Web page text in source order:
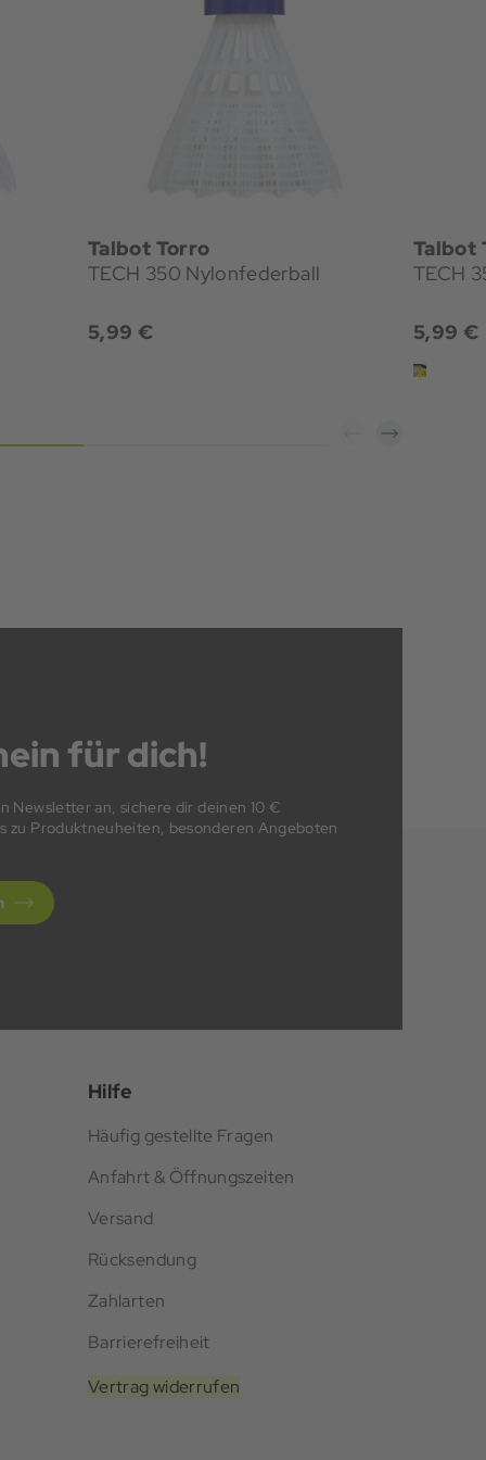
Talbot Torro
TECH 350 Nylonfederball
5,99 €
Talbot
TECH
5,99 €
für dich!
Newsletter an, sichere dir deinen 10 €
zu Produktneuheiten, besonderen Angeboten
Hilfe
Häufig gestellte Fragen
Anfahrt & Öffnungszeiten
Versand
Rücksendung
Zahlarten
Barrierefreiheit
Vertrag widerrufen